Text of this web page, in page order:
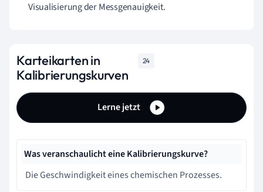
Visualisierung der Messgenauigkeit.
Karteikarten in
Kalibrierungskurven
24
Lerne jetzt
Was veranschaulicht eine Kalibrierungskurve?
Die Geschwindigkeit eines chemischen Prozesses.